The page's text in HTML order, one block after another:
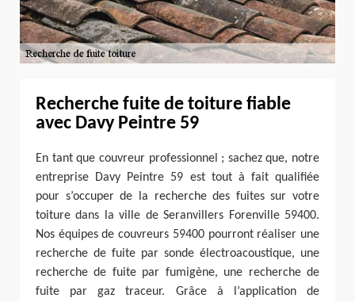
Recherche fuite de toiture fiable
avec Davy Peintre 59
En tant que couvreur professionnel ; sachez que, notre
entreprise Davy Peintre 59 est tout à fait qualifiée
pour s’occuper de la recherche des fuites sur votre
toiture dans la ville de Seranvillers Forenville 59400.
Nos équipes de couvreurs 59400 pourront réaliser une
recherche de fuite par sonde électroacoustique, une
recherche de fuite par fumigène, une recherche de
fuite par gaz traceur. Grâce à l’application de